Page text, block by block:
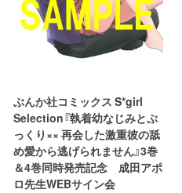
ぶんか社コミックス S*girl
Selection『執着幼なじみとぷ
っくり×× 再会した激重彼の舐
め愛から逃げられません』3巻
＆4巻同時発売記念 成田アポ
ロ先生WEBサイン会